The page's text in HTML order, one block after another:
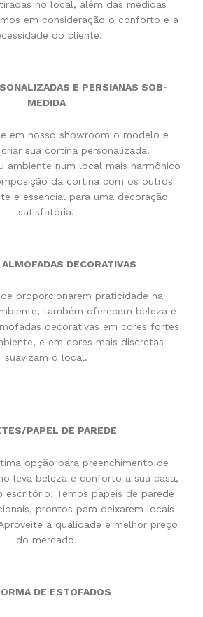
no local, além das medidas
em consideração o conforto e a
do cliente.
E PERSIANAS SOB-
MEDIDA
em nosso showroom o modelo e
sua cortina personalizada.
ambiente num local mais harmônico
da cortina com os outros
é essencial para uma decoração
satisfatória.
DECORATIVAS
proporcionarem praticidade na
também oferecem beleza e
decorativas em cores fortes
e em cores mais discretas
suavizam o local.
PAPEL DE PAREDE
opção para preenchimento de
leva beleza e conforto a sua casa,
escritório. Temos papéis de parede
prontos para deixarem locais
a qualidade e melhor preço
do mercado.
DE ESTOFADOS